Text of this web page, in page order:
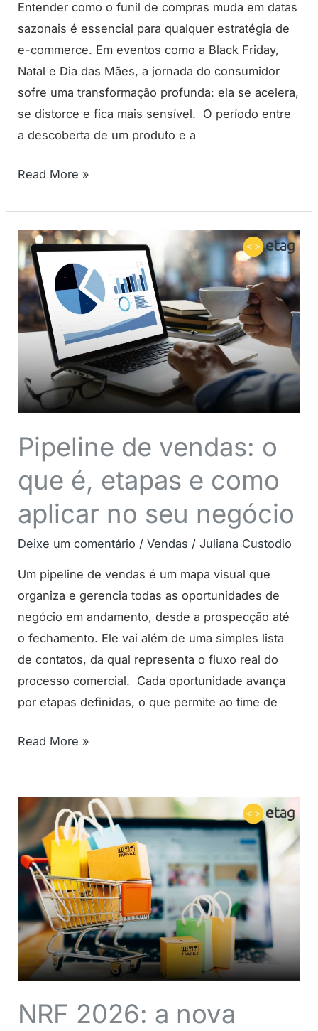
Entender como o funil de compras muda em datas
sazonais é essencial para qualquer estratégia de
e-commerce. Em eventos como a Black Friday,
Natal e Dia das Mães, a jornada do consumidor
sofre uma transformação profunda: ela se acelera,
se distorce e fica mais sensível. O período entre
a descoberta de um produto e a
Read More »
Pipeline de vendas: o
que é, etapas e como
aplicar no seu negócio
Deixe um comentário /Vendas /Juliana Custodio
Um pipeline de vendas é um mapa visual que
organiza e gerencia todas as oportunidades de
negócio em andamento, desde a prospecção até
o fechamento. Ele vai além de uma simples lista
de contatos, da qual representa o fluxo real do
processo comercial. Cada oportunidade avança
por etapas definidas, o que permite ao time de
Pipeline
de
vendas:
o
que
etapas
e
como
no
seu
negócio
Read More »
NRF 2026: a nova
NRF
2026:
a
nova
plataforma
do
Google
para
transformar
varejo